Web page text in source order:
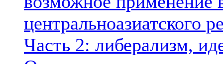
центральноазиатского
Часть 2: либерализм,